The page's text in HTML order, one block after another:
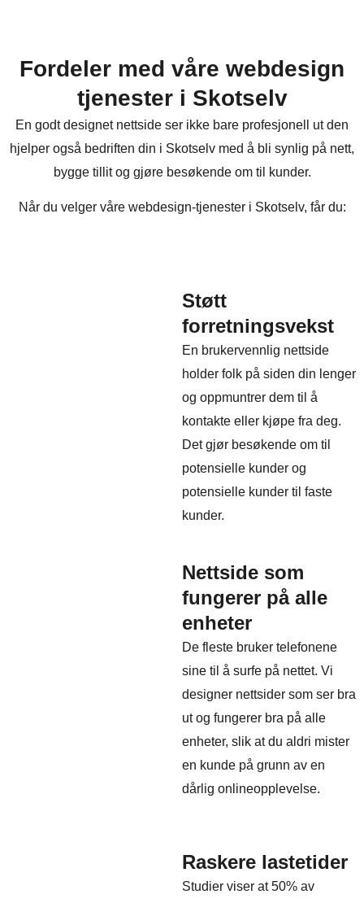
Fordeler med våre webdesign
tjenester i Skotselv
En godt designet nettside ser ikke bare profesjonell ut den
hjelper også bedriften din i Skotselv med å bli synlig på nett,
bygge tillit og gjøre besøkende om til kunder.
Når du velger våre webdesign-tjenester i Skotselv, får du:
Støtt
forretningsvekst
En brukervennlig nettside
holder folk på siden din lenger
og oppmuntrer dem til å
kontakte eller kjøpe fra deg.
Det gjør besøkende om til
potensielle kunder og
potensielle kunder til faste
kunder.
Nettside som
fungerer på alle
enheter
De fleste bruker telefonene
sine til å surfe på nettet. Vi
designer nettsider som ser bra
ut og fungerer bra på alle
enheter, slik at du aldri mister
en kunde på grunn av en
dårlig onlineopplevelse.
Raskere lastetider
Studier viser at 50% av